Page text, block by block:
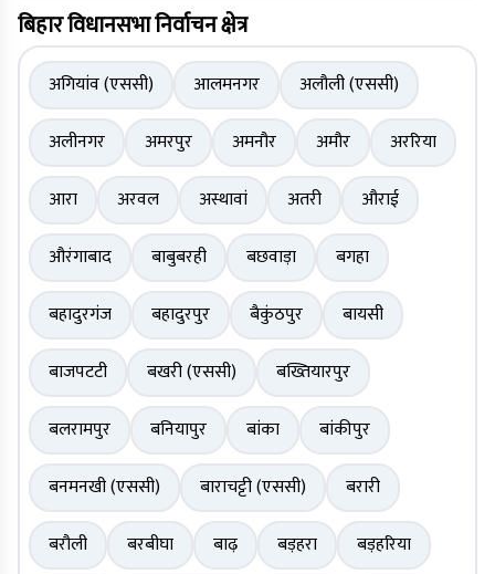
बिहार विधानसभा निर्वाचन क्षेत्र
अगियांव (एससी) आलमनगर
अलौली (एससी)
अलीनगर
अमरपुर अमनौर अमौर
अररिया
आरा
अरवल अस्थावां अतरी
औराई
औरंगाबाद
बाबुबरही बछवाड़ा
बगहा
बहादुरगंज
बहादुरपुर बैकुंठपुर
बायसी
बाजपटटी
बखरी (एससी)
बख्तियारपुर
बलरामपुर
बनियापुर बांका
बांकीपुर
बनमनखी (एससी)
बाराचट्टी (एससी)
बरारी
बरौली
बरबीघा बाढ़ बड़हरा
बड़हरिया